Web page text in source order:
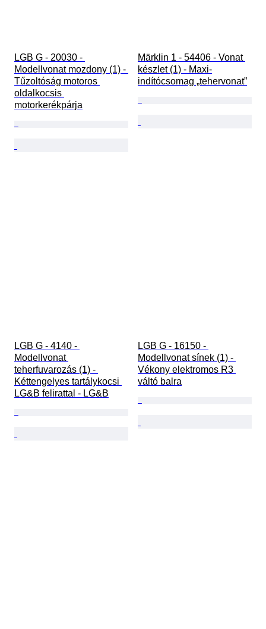
LGB G - 20030 -
Modellvonat mozdony (1) -
Tűzoltóság motoros
oldalkocsis
motorkerékpárja
Märklin 1 - 54406 - Vonat
készlet (1) - Maxi-
indítócsomag „tehervonat”
LGB G - 4140 -
Modellvonat
teherfuvarozás (1) -
Kéttengelyes tartálykocsi
LG&B felirattal - LG&B
LGB G - 16150 -
Modellvonat sínek (1) -
Vékony elektromos R3
váltó balra